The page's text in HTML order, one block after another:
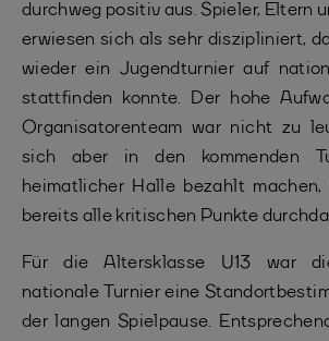
durchweg positiv aus. Spieler, Eltern
erwiesen sich als sehr diszipliniert,
wieder ein Jugendturnier auf
stattfinden konnte. Der hohe
Organisatorenteam war nicht zu
sich aber in den kommenden
heimatlicher Halle bezahlt machen,
bereits alle kritischen Punkte
Für die Altersklasse U13 war
nationale Turnier eine
der langen Spielpause.